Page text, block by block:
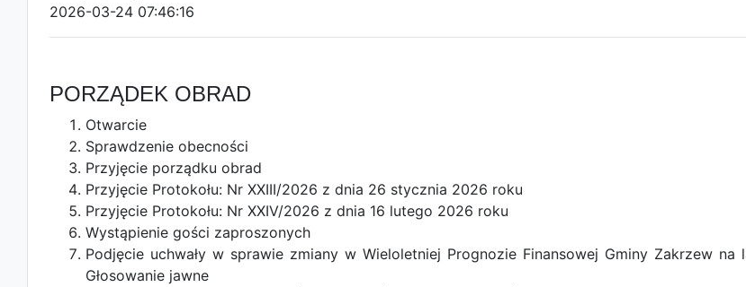
2026-03-24 07:46:16
PORZĄDEK OBRAD
Otwarcie
Sprawdzenie obecności
Przyjęcie porządku obrad
Przyjęcie Protokołu: Nr XXIII/2026 z dnia 26 stycznia 2026 roku
Przyjęcie Protokołu: Nr XXIV/2026 z dnia 16 lutego 2026 roku
Wystąpienie gości zaproszonych
Podjęcie uchwały w sprawie zmiany w Wieloletniej Prognozie Finansowej Gminy Zakrzew
Głosowanie jawne